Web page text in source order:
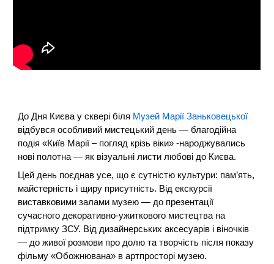
До Дня Києва у сквері біля Музей Марії Заньковецької
відбувся особливий мистецький день — благодійна
подія «Київ Марії – погляд крізь віки» -народжувались
нові полотна — як візуальні листи любові до Києва.
Цей день поєднав усе, що є сутністю культури: пам’ять,
майстерність і щиру присутність. Від екскурсії
виставковими залами музею — до презентації
сучасного декоративно-ужиткового мистецтва на
підтримку ЗСУ. Від дизайнерських аксесуарів і віночків
— до живої розмови про долю та творчість після показу
фільму «Обожнювана» в артпросторі музею.